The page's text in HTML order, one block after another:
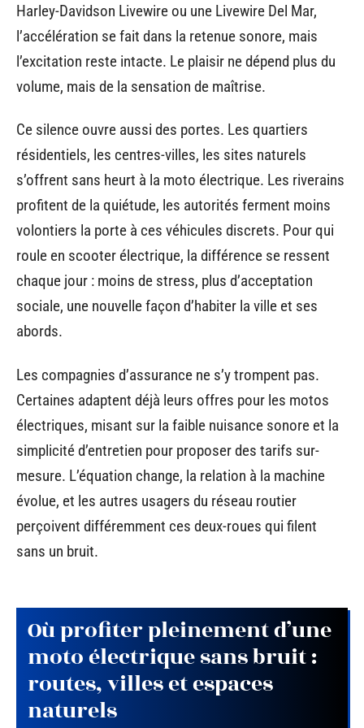
Harley-Davidson Livewire ou une Livewire Del Mar,
l’accélération se fait dans la retenue sonore, mais
l’excitation reste intacte. Le plaisir ne dépend plus du
volume, mais de la sensation de maîtrise.
Ce silence ouvre aussi des portes. Les quartiers
résidentiels, les centres-villes, les sites naturels
s’offrent sans heurt à la moto électrique. Les riverains
profitent de la quiétude, les autorités ferment moins
volontiers la porte à ces véhicules discrets. Pour qui
roule en scooter électrique, la différence se ressent
chaque jour : moins de stress, plus d’acceptation
sociale, une nouvelle façon d’habiter la ville et ses
abords.
Les compagnies d’assurance ne s’y trompent pas.
Certaines adaptent déjà leurs offres pour les motos
électriques, misant sur la faible nuisance sonore et la
simplicité d’entretien pour proposer des tarifs sur-
mesure. L’équation change, la relation à la machine
évolue, et les autres usagers du réseau routier
perçoivent différemment ces deux-roues qui filent
sans un bruit.
Où profiter pleinement d’une
moto électrique sans bruit :
routes, villes et espaces
naturels